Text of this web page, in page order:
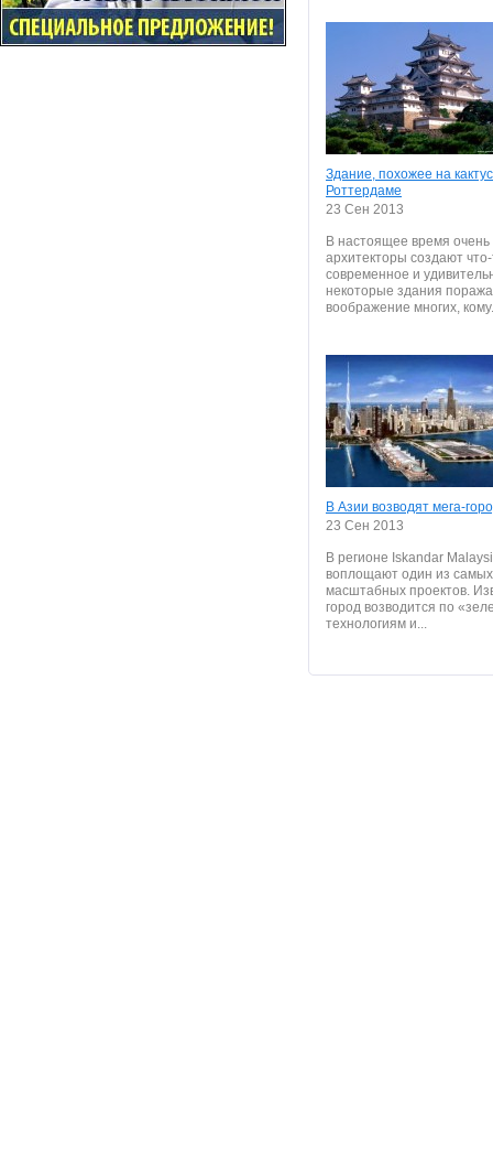
Здание, похожее на
Роттердаме
23 Сен 2013
В настоящее время очень
архитекторы создают
современное и
некоторые здания
воображение многих,
В Азии возводят мега-
23 Сен 2013
В регионе Iskandar
воплощают один из
масштабных проектов.
город возводится по
технологиям и...